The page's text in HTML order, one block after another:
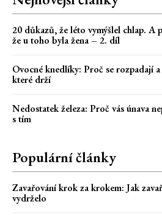
20 důkazů, že léto vymýšlel chlap. A
že u toho byla žena – 2. díl
Ovocné knedlíky: Proč se rozpadají
které drží
Nedostatek železa: Proč vás únava
s tím
Populární články
Zavařování krok za krokem: Jak
vydrželo